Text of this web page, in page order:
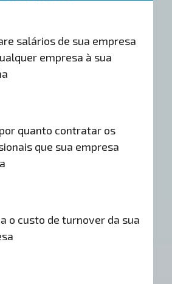
salários de sua empresa
empresa à sua
quanto contratar os
que sua empresa
o custo de turnover da sua